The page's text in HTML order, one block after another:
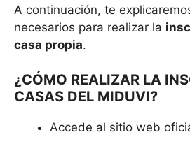
A continuación, te
necesarios para realizar la
casa propia.
¿CÓMO REALIZAR LA
CASAS DEL MIDUVI?
Accede al sitio web